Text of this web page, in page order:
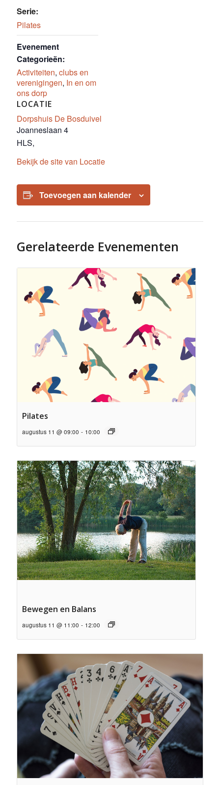
Serie:
Pilates
Evenement
Categorieën:
Activiteiten, clubs en
verenigingen, In en om
ons dorp
LOCATIE
Dorpshuis De Bosduivel
Joanneslaan 4
HLS,
Bekijk de site van Locatie
Toevoegen aan kalender
Gerelateerde Evenementen
Pilates
augustus 11 @ 09:00 - 10:00
Bewegen en Balans
augustus 11 @ 11:00 - 12:00